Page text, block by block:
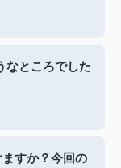
なところでした
すか？今回の